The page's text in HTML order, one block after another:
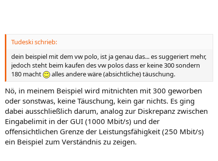
Tudeski schrieb:
dein beispiel mit dem vw polo, ist ja genau das... es suggeriert mehr,
jedoch steht beim kaufen des vw polos dass er keine 300 sondern
180 macht
alles andere wäre (absichtliche) täuschung.
Nö, in meinem Beispiel wird mitnichten mit 300 geworben
oder sonstwas, keine Täuschung, kein gar nichts. Es ging
dabei ausschließlich darum, analog zur Diskrepanz zwischen
Eingabelimit in der GUI (1000 Mbit/s) und der
offensichtlichen Grenze der Leistungsfähigkeit (250 Mbit/s)
ein Beispiel zum Verständnis zu zeigen.